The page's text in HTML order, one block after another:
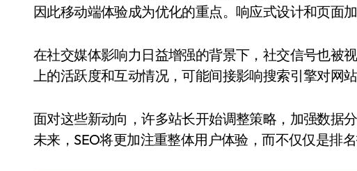
因此移动端体验成为优化的重点。响应式设计和页面
在社交媒体影响力日益增强的背景下，社交信号也被
上的活跃度和互动情况，可能间接影响搜索引擎对网站
面对这些新动向，许多站长开始调整策略，加强数据
未来，SEO将更加注重整体用户体验，而不仅仅是排名